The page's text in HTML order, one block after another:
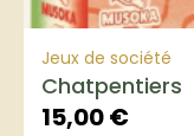
Jeux de société
Chatpentiers
15,00€